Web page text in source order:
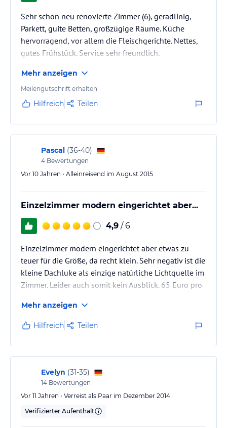
Sehr schön neu renovierte Zimmer (6), geradlinig,
Parkett, guite Betten, großzügige Räume. Küche
hervorragend, vor allem die Fleischgerichte. Nettes,
gutes Frühstück. Service sehr freundlich.
Mehr anzeigen
Meilengutschrift erhalten
Hilfreich Teilen
Pascal (36-40)
4 Bewertungen
Vor 10 Jahren • Alleinreisend im August 2015
Einzelzimmer modern eingerichtet aber...
4,9 / 6
Einzelzimmer modern eingerichtet aber etwas zu
teuer für die Größe, da recht klein. Sehr negativ ist die
kleine Dachluke als einzige natürliche Lichtquelle im
Zimmer. Leider auch somit kein Ausblick. 65 Euro pro
Mehr anzeigen
Hilfreich Teilen
Evelyn (31-35)
14 Bewertungen
Vor 11 Jahren • Verreist als Paar im Dezember 2014
Verifizierter Aufenthalt